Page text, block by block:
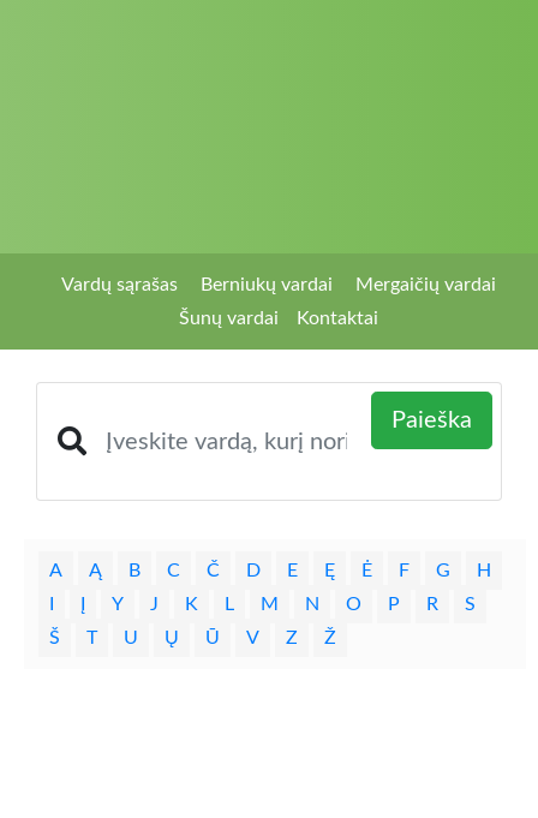
Vardų sąrašas Berniukų vardai
Mergaičių vardai
Šunų vardai
Kontaktai
Paieška
A Ą B C Č D E Ę Ė F G
H
Y J K L M N O P R
S
Š
T U Ų Ū V Z Ž